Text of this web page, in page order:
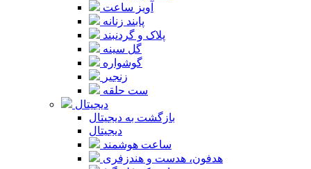
آویز ساعت
پابند زنانه
پلاک و گردنبند
گل سینه
گوشواره
زنجیر
ست حلقه
دیجیتال
بازگشت به دیجیتال
دیجیتال
ساعت هوشمند
هدفون، هدست و هندزفری